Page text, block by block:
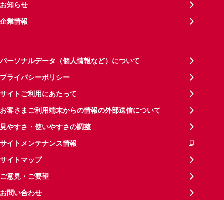
お知らせ
企業情報
パーソナルデータ（個人情報など）について
プライバシーポリシー
サイトご利用にあたって
お客さまご利用端末からの情報の外部送信について
見やすさ・使いやすさの調整
サイトメンテナンス情報
サイトマップ
ご意見・ご要望
お問い合わせ